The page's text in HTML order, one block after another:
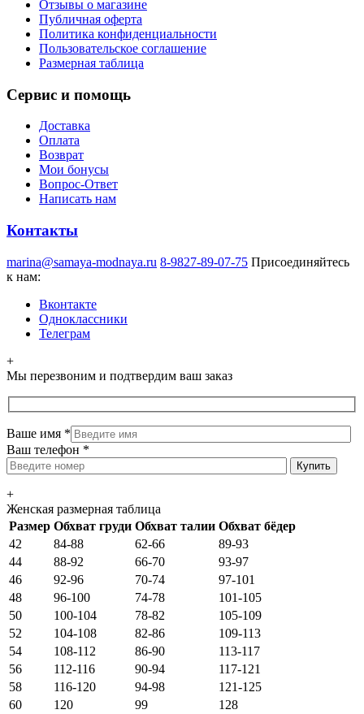
Отзывы о магазине
Публичная оферта
Политика конфиденциальности
Пользовательское соглашение
Размерная таблица
Сервис и помощь
Доставка
Оплата
Возврат
Мои бонусы
Вопрос-Ответ
Написать нам
Контакты
marina@samaya-modnaya.ru 8-9827-89-07-75 Присоединяйтесь
к нам:
Вконтакте
Одноклассники
Телеграм
+
Мы перезвоним и подтвердим ваш заказ
Ваше имя *
Ваш телефон *
+
Женская размерная таблица
Размер Обхват груди Обхват талии Обхват бёдер
42
84-88 62-66
89-93
44
88-92 66-70
93-97
46
92-96 70-74
97-101
48
96-100 74-78
101-105
50
100-104 78-82
105-109
52
104-108 82-86
109-113
54
108-112 86-90
113-117
56
112-116 90-94
117-121
58
116-120 94-98
121-125
60
120 99
128